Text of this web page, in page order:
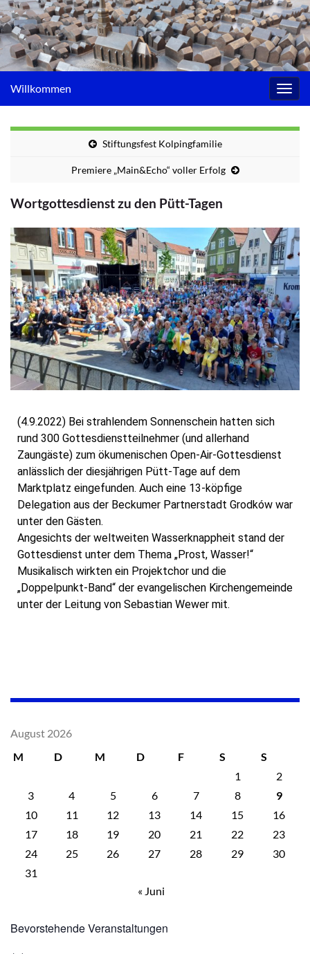
Willkommen
Stiftungsfest Kolpingfamilie
Premiere „Main&Echo“ voller Erfolg
Wortgottesdienst zu den Pütt-Tagen
(4.9.2022) Bei strahlendem Sonnenschein hatten sich
rund 300 Gottesdienstteilnehmer (und allerhand
Zaungäste) zum ökumenischen Open-Air-Gottesdienst
anlässlich der diesjährigen Pütt-Tage auf dem
Marktplatz eingefunden. Auch eine 13-köpfige
Delegation aus der Beckumer Partnerstadt Grodków war
unter den Gästen.
Angesichts der weltweiten Wasserknappheit stand der
Gottesdienst unter dem Thema „Prost, Wasser!“
Musikalisch wirkten ein Projektchor und die
„Doppelpunkt-Band“ der evangelischen Kirchengemeinde
unter der Leitung von Sebastian Wewer mit.
August 2026
M
D M D F S
S
1
2
3
4 5 6 7 8
9
10
11 12 13 14 15
16
17
18 19 20 21 22
23
24
25 26 27 28 29
30
31
« Juni
Bevorstehende Veranstaltungen